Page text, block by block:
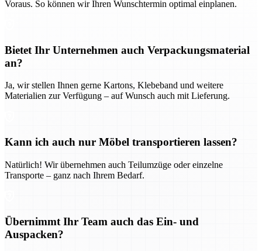
Voraus. So können wir Ihren Wunschtermin optimal einplanen.
Bietet Ihr Unternehmen auch Verpackungsmaterial
an?
Ja, wir stellen Ihnen gerne Kartons, Klebeband und weitere
Materialien zur Verfügung – auf Wunsch auch mit Lieferung.
Kann ich auch nur Möbel transportieren lassen?
Natürlich! Wir übernehmen auch Teilumzüge oder einzelne
Transporte – ganz nach Ihrem Bedarf.
Übernimmt Ihr Team auch das Ein- und
Auspacken?